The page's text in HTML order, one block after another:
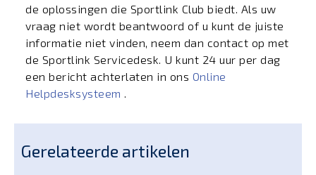
de oplossingen die Sportlink Club biedt. Als uw
vraag niet wordt beantwoord of u kunt de juiste
informatie niet vinden, neem dan contact op met
de Sportlink Servicedesk. U kunt 24 uur per dag
een bericht achterlaten in ons Online
Helpdesksysteem .
Gerelateerde artikelen